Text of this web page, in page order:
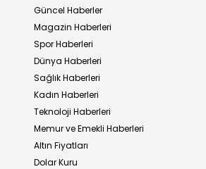
Güncel Haberler
Magazin Haberleri
Spor Haberleri
Dünya Haberleri
Sağlık Haberleri
Kadın Haberleri
Teknoloji Haberleri
Memur ve Emekli Haberleri
Altın Fiyatları
Dolar Kuru